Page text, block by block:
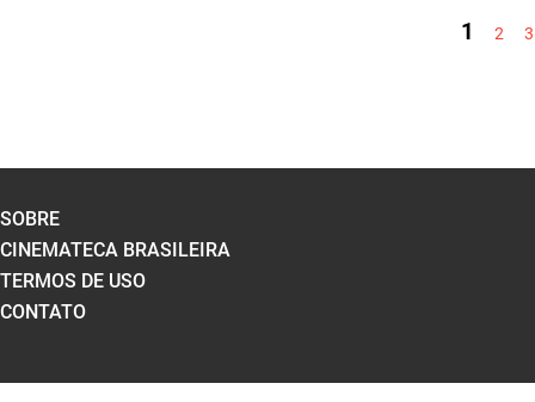
1 2 3
SOBRE
CINEMATECA BRASILEIRA
TERMOS DE USO
CONTATO